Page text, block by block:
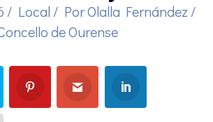
/ Local / PorOlalla Fernández /
de Ourense